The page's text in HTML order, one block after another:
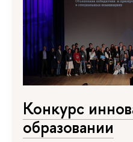
Конкурс
образовании